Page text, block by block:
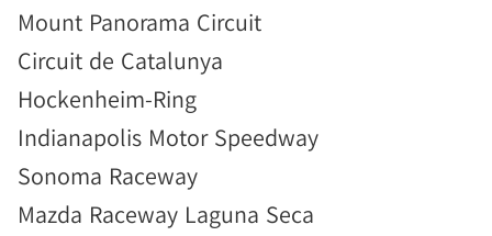
Mount Panorama Circuit
Circuit de Catalunya
Hockenheim-Ring
Indianapolis Motor Speedway
Sonoma Raceway
Mazda Raceway Laguna Seca